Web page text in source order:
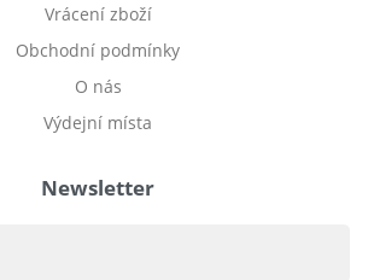
Vrácení zboží
Obchodní podmínky
O nás
Výdejní místa
Newsletter